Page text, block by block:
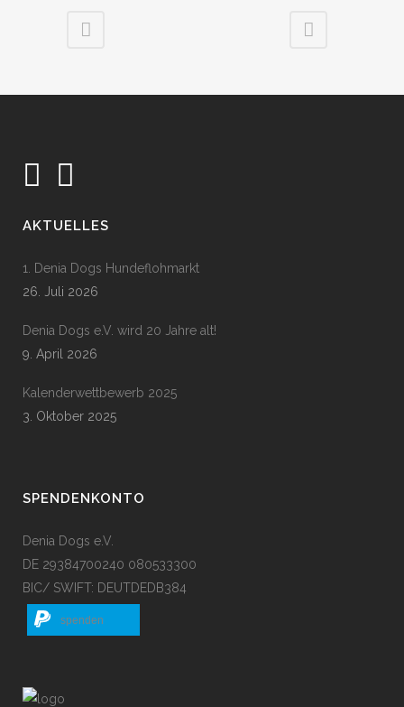
AKTUELLES
1. Denia Dogs Hundeflohmarkt
26. Juli 2026
Denia Dogs e.V. wird 20 Jahre alt!
9. April 2026
Kalenderwettbewerb 2025
3. Oktober 2025
SPENDENKONTO
Denia Dogs e.V.
DE 29384700240 080533300
BIC/ SWIFT: DEUTDEDB384
spenden